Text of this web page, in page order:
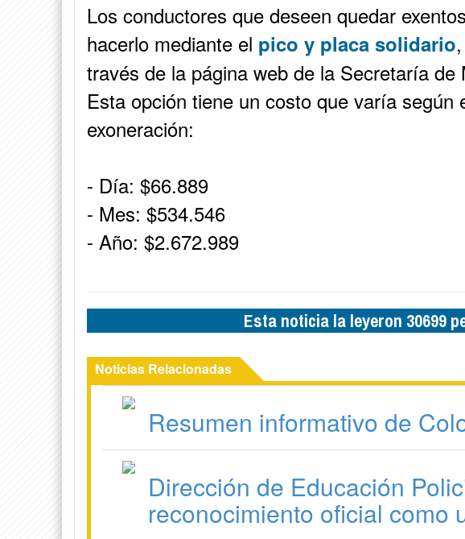
Los conductores que deseen quedar
hacerlo mediante el pico y placa solidario
través de la página web de la Secretaría de
Esta opción tiene un costo que varía según
exoneración:
- Día: $66.889
- Mes: $534.546
- Año: $2.672.989
Esta noticia la leyeron 30699
Noticias Relacionadas
Resumen informativo de
Dirección de Educación
reconocimiento oficial como